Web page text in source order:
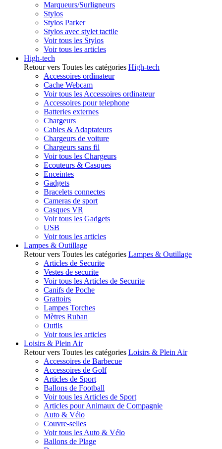
Marqueurs/Surligneurs
Stylos
Stylos Parker
Stylos avec stylet tactile
Voir tous les Stylos
Voir tous les articles
High-tech
Retour vers Toutes les catégories High-tech
Accessoires ordinateur
Cache Webcam
Voir tous les Accessoires ordinateur
Accessoires pour telephone
Batteries externes
Chargeurs
Cables & Adaptateurs
Chargeurs de voiture
Chargeurs sans fil
Voir tous les Chargeurs
Ecouteurs & Casques
Enceintes
Gadgets
Bracelets connectes
Cameras de sport
Casques VR
Voir tous les Gadgets
USB
Voir tous les articles
Lampes & Outillage
Retour vers Toutes les catégories Lampes & Outillage
Articles de Securite
Vestes de securite
Voir tous les Articles de Securite
Canifs de Poche
Grattoirs
Lampes Torches
Mètres Ruban
Outils
Voir tous les articles
Loisirs & Plein Air
Retour vers Toutes les catégories Loisirs & Plein Air
Accessoires de Barbecue
Accessoires de Golf
Articles de Sport
Ballons de Football
Voir tous les Articles de Sport
Articles pour Animaux de Compagnie
Auto & Vélo
Couvre-selles
Voir tous les Auto & Vélo
Ballons de Plage